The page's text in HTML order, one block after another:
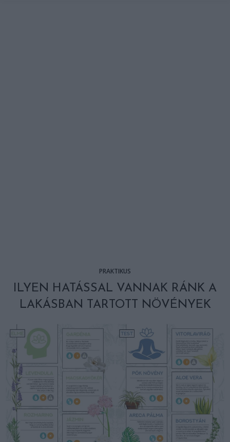
PRAKTIKUS
ILYEN HATÁSSAL VANNAK RÁNK A
LAKÁSBAN TARTOTT NÖVÉNYEK